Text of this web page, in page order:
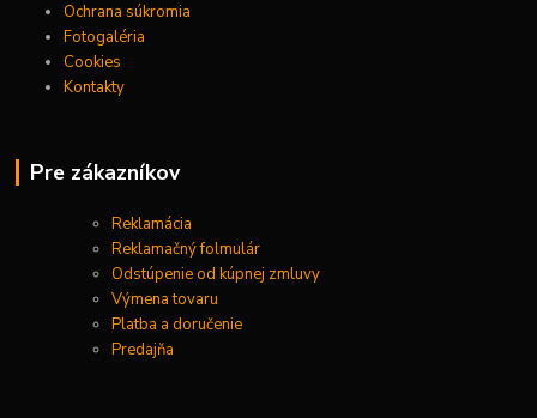
Ochrana súkromia
Fotogaléria
Cookies
Kontakty
Pre zákazníkov
Reklamácia
Reklamačný folmulár
Odstúpenie od kúpnej zmluvy
Výmena tovaru
Platba a doručenie
Predajňa